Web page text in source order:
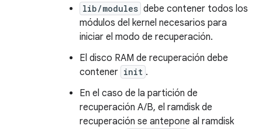
lib/modules debe contener todos los
módulos del kernel necesarios para
iniciar el modo de recuperación.
El disco RAM de recuperación debe
contener init .
En el caso de la partición de
recuperación A/B, el ramdisk de
recuperación se antepone al ramdisk